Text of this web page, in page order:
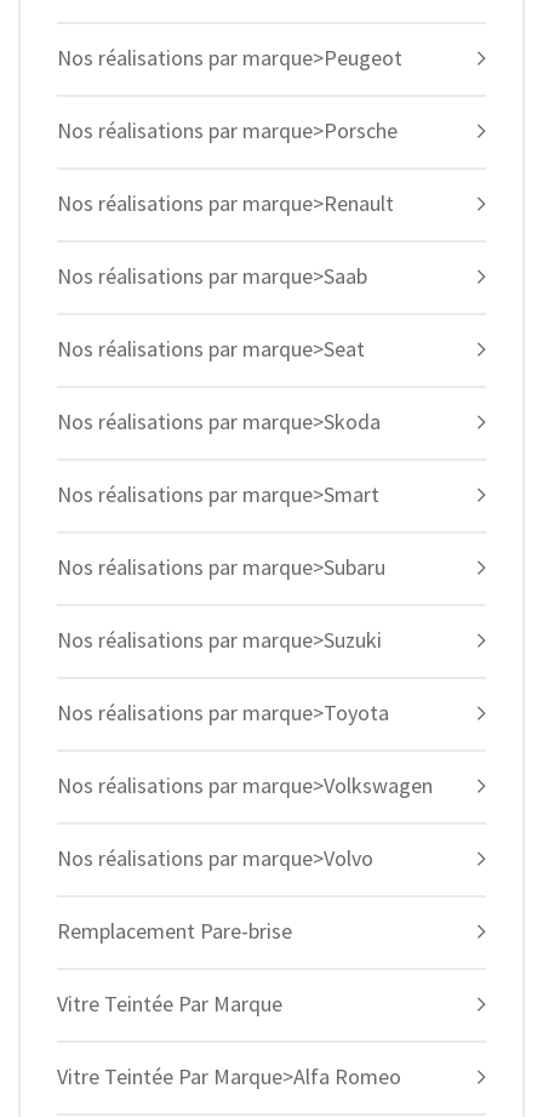
Nos réalisations par marque>Peugeot
Nos réalisations par marque>Porsche
Nos réalisations par marque>Renault
Nos réalisations par marque>Saab
Nos réalisations par marque>Seat
Nos réalisations par marque>Skoda
Nos réalisations par marque>Smart
Nos réalisations par marque>Subaru
Nos réalisations par marque>Suzuki
Nos réalisations par marque>Toyota
Nos réalisations par marque>Volkswagen
Nos réalisations par marque>Volvo
Remplacement Pare-brise
Vitre Teintée Par Marque
Vitre Teintée Par Marque>Alfa Romeo